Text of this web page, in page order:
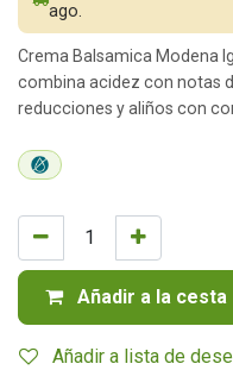
Añadir a la cesta
Añadir a lista de
ago.
Crema Balsamica Modena
combina acidez con notas
reducciones y aliños con